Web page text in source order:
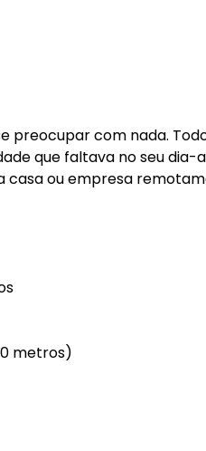
preocupar com nada.
que faltava no seu
casa ou empresa
metros)